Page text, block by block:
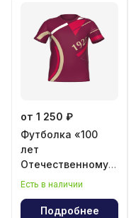
от 1 250 ₽
Футболка «100
лет
Отечественному
волейболу»
Есть в наличии
Подробнее